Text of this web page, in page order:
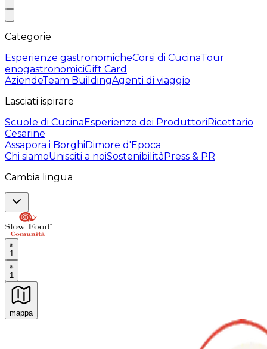
Categorie
Esperienze gastronomicheCorsi di CucinaTour
enogastronomiciGift Card
AziendeTeam BuildingAgenti di viaggio
Lasciati ispirare
Scuole di CucinaEsperienze dei ProduttoriRicettario
Cesarine
Assapora i BorghiDimore d'Epoca
Chi siamoUnisciti a noiSostenibilitàPress & PR
Cambia lingua
1
1
mappa
Esperienze culinarie indimenticabili: Esperienze